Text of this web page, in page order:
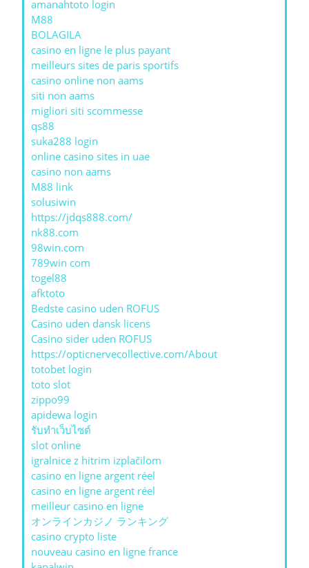
amanahtoto login
M88
BOLAGILA
casino en ligne le plus payant
meilleurs sites de paris sportifs
casino online non aams
siti non aams
migliori siti scommesse
qs88
suka288 login
online casino sites in uae
casino non aams
M88 link
solusiwin
https://jdqs888.com/
nk88.com
98win.com
789win com
togel88
afktoto
Bedste casino uden ROFUS
Casino uden dansk licens
Casino sider uden ROFUS
https://opticnervecollective.com/About
totobet login
toto slot
zippo99
apidewa login
รับทําเว็บไซต์
slot online
igralnice z hitrim izplačilom
casino en ligne argent réel
casino en ligne argent réel
meilleur casino en ligne
オンラインカジノ ランキング
casino crypto liste
nouveau casino en ligne france